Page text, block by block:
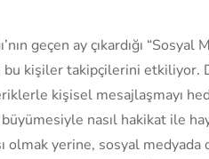
geçen ay çıkardığı
kişiler takipçilerini etkiliyor.
kişisel mesajlaşmayı
büyümesiyle nasıl hakikat ile
olmak yerine, sosyal